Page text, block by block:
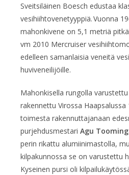
Sveitsiläinen Boesch edustaa
vesihiihtovenetyyppiä. Vuonna
mahonkivene on 5,1 metriä
vm 2010 Mercruiser
edelleen samanlaisia veneitä
huviveneilijöille.
Mahonkisella rungolla
rakennettu Virossa
toimesta rakennuttajanaan
purjehdusmestari Agu
perin rikattu alumiinimastolla,
kilpakunnossa se on varustettu
Kyseinen pursi oli